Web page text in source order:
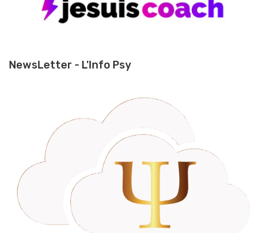
NewsLetter - L'Info Psy